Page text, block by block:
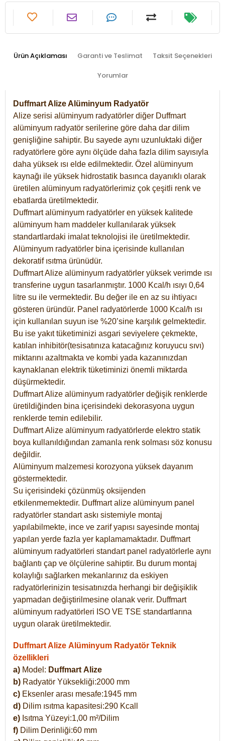
Ürün Açıklaması Garanti ve Teslimat Taksit Seçenekleri
Yorumlar
Duffmart Alize Alüminyum Radyatör
Alize serisi alüminyum radyatörler diğer Duffmart
alüminyum radyatör serilerine göre daha dar dilim
genişliğine sahiptir. Bu sayede aynı uzunluktaki diğer
radyatörlere göre aynı ölçüde daha fazla dilim sayısıyla
daha yüksek ısı elde edilmektedir. Özel alüminyum
kaynağı ile yüksek hidrostatik basınca dayanıklı olarak
üretilen alüminyum radyatörlerimiz çok çeşitli renk ve
ebatlarda üretilmektedir.
Duffmart alüminyum radyatörler en yüksek kalitede
alüminyum ham maddeler kullanılarak yüksek
standartlardaki imalat teknolojisi ile üretilmektedir.
Alüminyum radyatörler bina içerisinde kullanılan
dekoratif ısıtma ürünüdür.
Duffmart Alize alüminyum radyatörler yüksek verimde ısı
transferine uygun tasarlanmıştır. 1000 Kcal/h ısıyı 0,64
litre su ile vermektedir. Bu değer ile en az su ihtiyacı
gösteren üründür. Panel radyatörlerde 1000 Kcal/h ısı
için kullanılan suyun ise %20’sine karşılık gelmektedir.
Bu ise yakıt tüketiminizi asgari seviyelere çekmekte,
katılan inhibitör(tesisatınıza katacağınız koruyucu sıvı)
miktarını azaltmakta ve kombi yada kazanınızdan
kaynaklanan elektrik tüketiminizi önemli miktarda
düşürmektedir.
Duffmart Alize alüminyum radyatörler değişik renklerde
üretildiğinden bina içerisindeki dekorasyona uygun
renklerde temin edilebilir.
DuffmartAlize alüminyum radyatörlerde elektro statik
boya kullanıldığından zamanla renk solması söz konusu
değildir.
Alüminyum malzemesi korozyona yüksek dayanım
göstermektedir.
Su içerisindeki çözünmüş oksijenden
etkilenmemektedir. Duffmart alize alüminyum panel
radyatörler standart askı sistemiyle montaj
yapılabilmekte, ince ve zarif yapısı sayesinde montaj
yapılan yerde fazla yer kaplamamaktadır. Duffmart
alüminyum radyatörleri standart panel radyatörlerle aynı
bağlantı çap ve ölçülerine sahiptir. Bu durum montaj
kolaylığı sağlarken mekanlarınız da eskiyen
radyatörlerinizin tesisatınızda herhangi bir değişiklik
yapmadan değiştirilmesine olanak verir. Duffmart
alüminyum radyatörleri ISO VE TSE standartlarına
uygun olarak üretilmektedir.
Duffmart Alize Alüminyum Radyatör Teknik
özellikleri
a) Model: Duffmart Alize
b) Radyatör Yüksekliği:2000 mm
c) Eksenler arası mesafe:1945 mm
d) Dilim ısıtma kapasitesi:290 Kcall
e) Isıtma Yüzeyi:1,00 m²/Dilim
f) Dilim Derinliği:60 mm